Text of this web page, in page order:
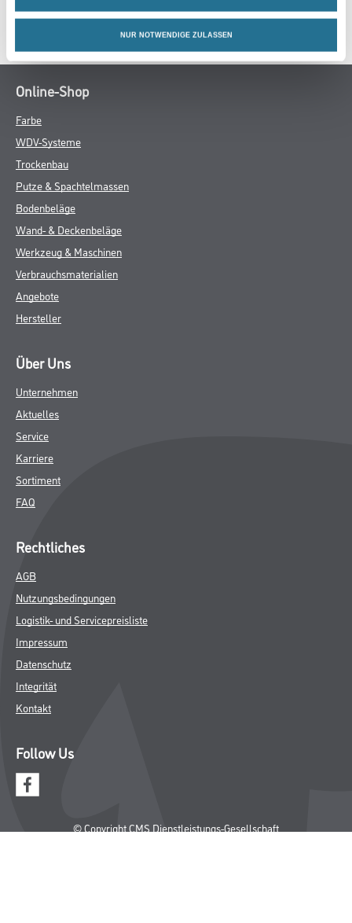
NUR NOTWENDIGE ZULASSEN
SPEZIFIKATIONEN
Online-Shop
Farbe
WDV-Systeme
Trockenbau
Putze & Spachtelmassen
Bodenbeläge
Wand- & Deckenbeläge
Werkzeug & Maschinen
Verbrauchsmaterialien
Angebote
Hersteller
Über Uns
Unternehmen
Aktuelles
Service
Karriere
Sortiment
FAQ
Rechtliches
AGB
Nutzungsbedingungen
Logistik- und Servicepreisliste
Impressum
Datenschutz
Integrität
Kontakt
Follow Us
© Copyright CMS Dienstleistungs-Gesellschaft